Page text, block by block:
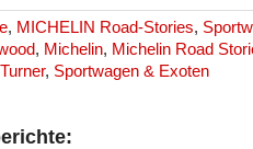
, MICHELIN Road-Stories,
, Michelin, Michelin Road
, Sportwagen & Exoten